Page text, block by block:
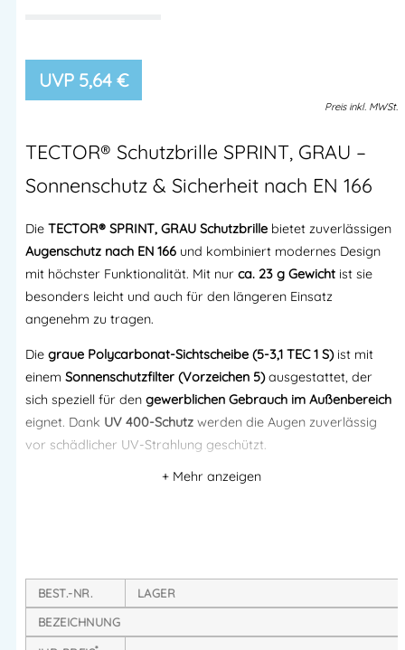
5,64 €
Preis inkl. MWSt.
TECTOR® Schutzbrille SPRINT, GRAU –
Sonnenschutz & Sicherheit nach EN 166
Die TECTOR® SPRINT, GRAU Schutzbrille bietet zuverlässigen
Augenschutz nach EN 166 und kombiniert modernes Design
mit höchster Funktionalität. Mit nur ca. 23 g Gewicht ist sie
besonders leicht und auch für den längeren Einsatz
angenehm zu tragen.
Die graue Polycarbonat-Sichtscheibe (5-3,1 TEC 1 S)ist mit
einem Sonnenschutzfilter (Vorzeichen 5)ausgestattet, der
sich speziell für den gewerblichen Gebrauch im Außenbereich
eignet. Dank UV 400-Schutz werden die Augen zuverlässig
vor schädlicher UV-Strahlung geschützt.
kratzfeste Beschichtung, flexibleNasenpads
Produkteigenschaften:
BEST.-NR.
LAGER
BEZEICHNUNG